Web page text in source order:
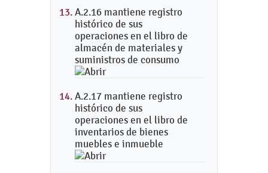
A.2.16 mantiene registro
histórico de sus
operaciones en el libro de
almacén de materiales y
suministros de consumo
A.2.17 mantiene registro
histórico de sus
operaciones en el libro de
inventarios de bienes
muebles e inmueble